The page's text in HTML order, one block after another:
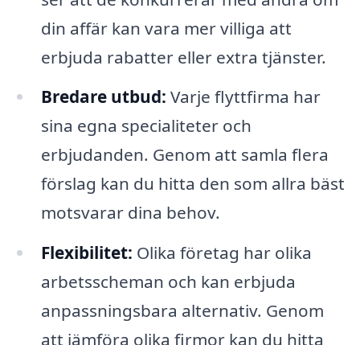
din affär kan vara mer villiga att
erbjuda rabatter eller extra tjänster.
Bredare utbud: Varje flyttfirma har
sina egna specialiteter och
erbjudanden. Genom att samla flera
förslag kan du hitta den som allra bäst
motsvarar dina behov.
Flexibilitet: Olika företag har olika
arbetsscheman och kan erbjuda
anpassningsbara alternativ. Genom
att jämföra olika firmor kan du hitta